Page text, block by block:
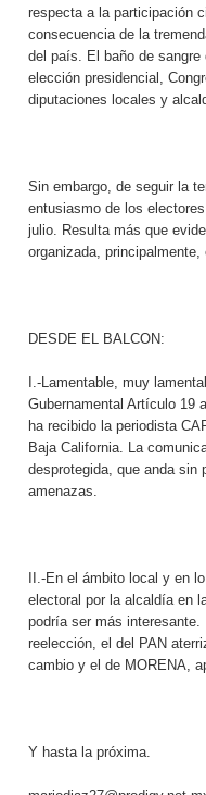
respecta a la participación
consecuencia de la
del país. El baño de
elección presidencial,
diputaciones locales y
Sin embargo, de seguir la
entusiasmo de los
julio. Resulta más que
organizada,
DESDE EL BALCON:
I.-Lamentable, muy
Gubernamental Artículo 19
ha recibido la periodista
Baja California. La
desprotegida, que anda sin
amenazas.
II.-En el ámbito local y en
electoral por la alcaldía en
podría ser más
reelección, el del PAN
cambio y el de MORENA,
Y hasta la próxima.